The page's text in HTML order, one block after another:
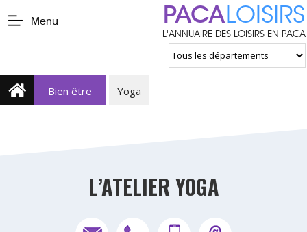
Menu PACALOISIRS
L'ANNUAIRE DES LOISIRS EN PACA
Bien être Yoga
L’ATELIER YOGA